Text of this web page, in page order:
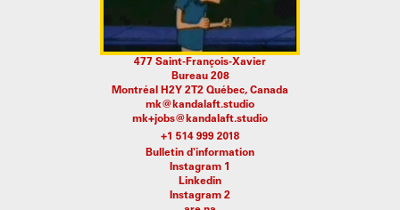
477 Saint-François-Xavier
Bureau 208
Montréal H2Y 2T2 Québec, Canada
mk@kandalaft.studio
mk+jobs@kandalaft.studio
Bulletin d'information
Instagram 1
Linkedin
Instagram 2